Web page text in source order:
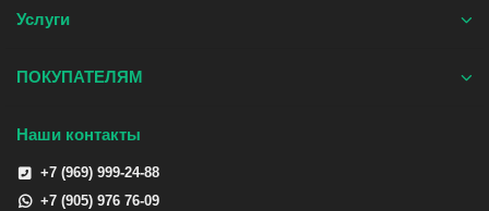
Услуги
ПОКУПАТЕЛЯМ
Наши контакты
+7 (969) 999-24-88
+7 (905) 976 76-09